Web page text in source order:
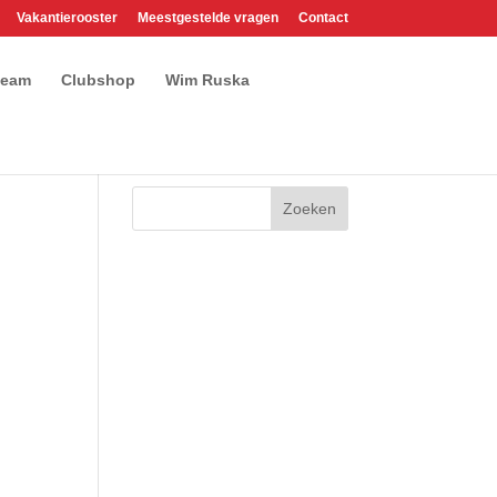
Vakantierooster Meestgestelde vragen Contact
Clubshop Wim Ruska